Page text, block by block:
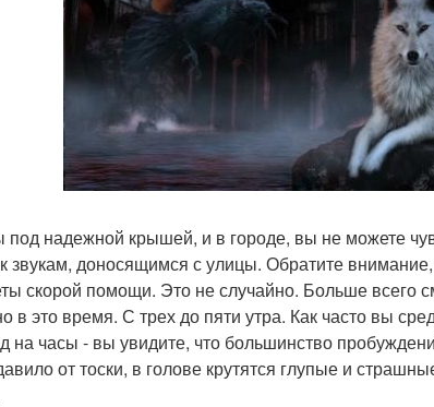
надежной крышей, и в городе, вы не можете
звукам, доносящимся с улицы. Обратите
скорой помощи. Это не случайно. Больше всего
в это время. С трех до пяти утра. Как часто вы
на часы - вы увидите, что большинство
от тоски, в голове крутятся глупые и